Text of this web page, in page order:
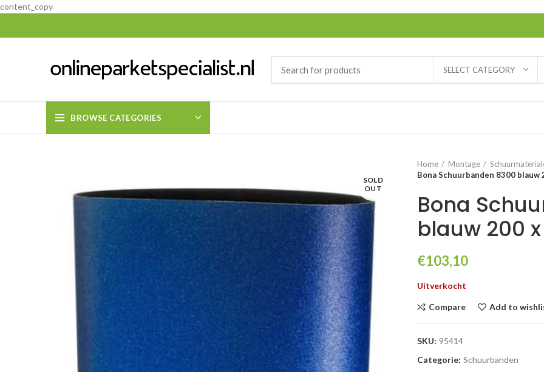
content_copy
SELECT CATEGORY
BROWSE CATEGORIES
SOLD
OUT
Home Montage
Bona Schuurbanden 8300 blauw
Bona
blauw 200
€103,10
Uitverkocht
Compare Add to
SKU: 95414
Categorie: Schuurbanden